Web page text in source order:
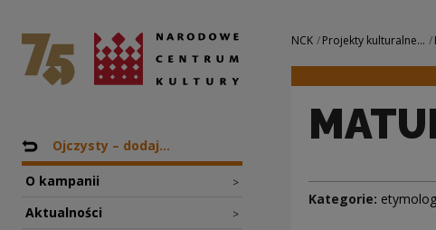
MATURA |
Narodowe Centrum Kultury
Nawigacja
Powrót do: Projekty
Ojczysty – dodaj...
O kampanii >
Aktualności >
Nawigacja
NCK Projekty kulturalne...
Kategorie: